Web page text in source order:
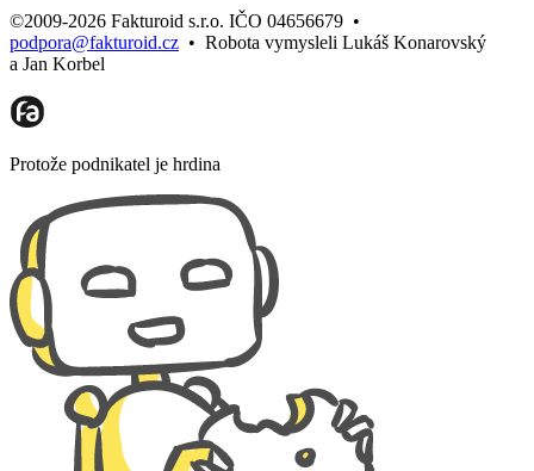
©2009-2026 Fakturoid s.r.o. IČO 04656679 •
podpora@fakturoid.cz • Robota vymysleli Lukáš Konarovský
a Jan Korbel
Protože podnikatel je hrdina